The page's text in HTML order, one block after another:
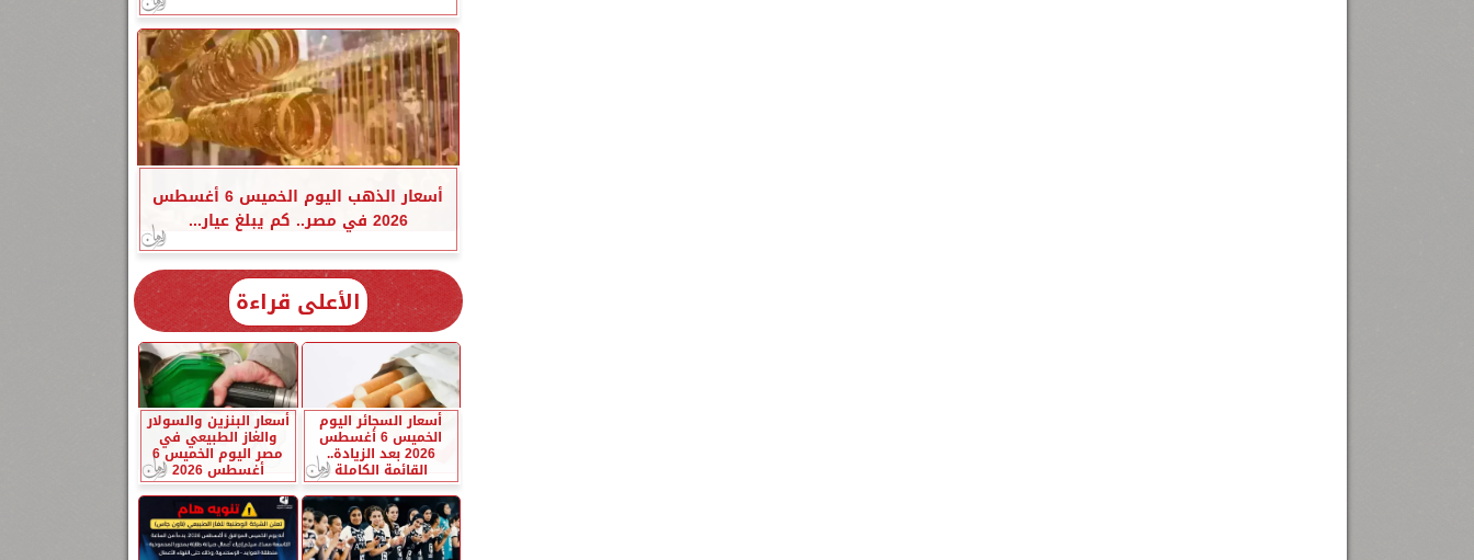
أسعار الذهب اليوم الخميس 6 أغسطس
2026 في مصر.. كم يبلغ عيار...
الأعلى قراءة
أسعار السجائر اليوم
الخميس 6 أغسطس
2026 بعد الزيادة..
القائمة الكاملة
أسعار البنزين والسولار
والغاز الطبيعي في
مصر اليوم الخميس 6
أغسطس 2026